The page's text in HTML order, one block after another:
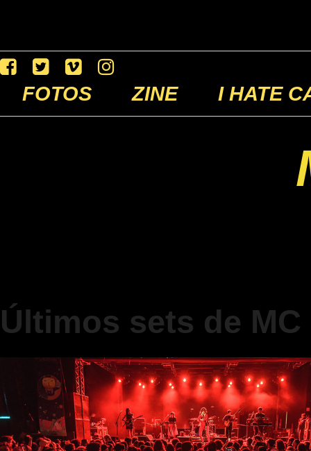
FOTOS ZINE I HATE
Últimos sets de MC